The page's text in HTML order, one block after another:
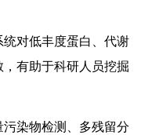
统对低丰度蛋白、代谢
有助于科研人员挖掘
污染物检测、多残留分